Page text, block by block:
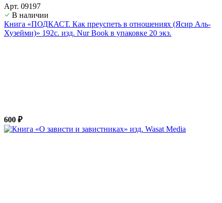
Арт. 09197
В наличии
Книга «ПОДКАСТ. Как преуспеть в отношениях (Ясир Аль-
Хузейми)» 192с. изд. Nur Book в упаковке 20 экз.
600 ₽